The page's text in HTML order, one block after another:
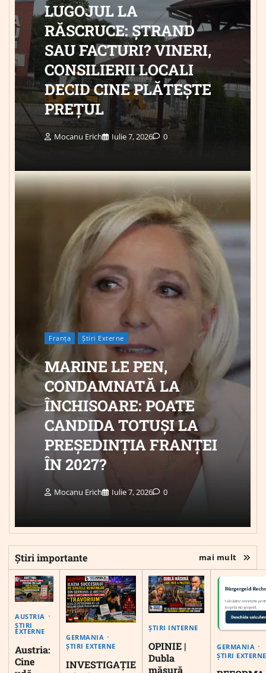
LUGOJUL LA
RĂSCRUCE: ȘTRAND
SAU FACTURI? VINERI,
CONSILIERII LOCALI
DECID CINE PLĂTEȘTE
PREȚUL
Mocanu Erich Iulie 7, 2026 0
Franța Știri Externe
MARINE LE PEN,
CONDAMNATĂ LA
ÎNCHISOARE: POATE
CANDIDA TOTUȘI LA
PREȘEDINȚIA FRANȚEI
ÎN 2027?
Mocanu Erich Iulie 7, 2026 0
Știri importante mai mult
AUSTRIA
ȘTIRI
EXTERNE
Austria:
Cine
GERMANIA
ȘTIRI EXTERNE
INVESTIGAȚIE
ȘTIRI INTERNE
OPINIE |
Dubla
măsură
GERMANIA
ȘTIRI EXTERNE